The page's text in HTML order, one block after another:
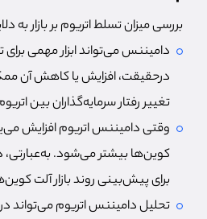
بررسی میزان تسلط اتریوم بر بازار به
دامیننس می‌تواند ابزار مهمی برای
درحقیقت، افزایش یا کاهش آن
تغییر رفتار سرمایه‌گذاران بین
وقتی دامیننس اتریوم افزایش
برای پیش‌بینی روند بازار آلت
تحلیل دامیننس اتریوم می‌تواند